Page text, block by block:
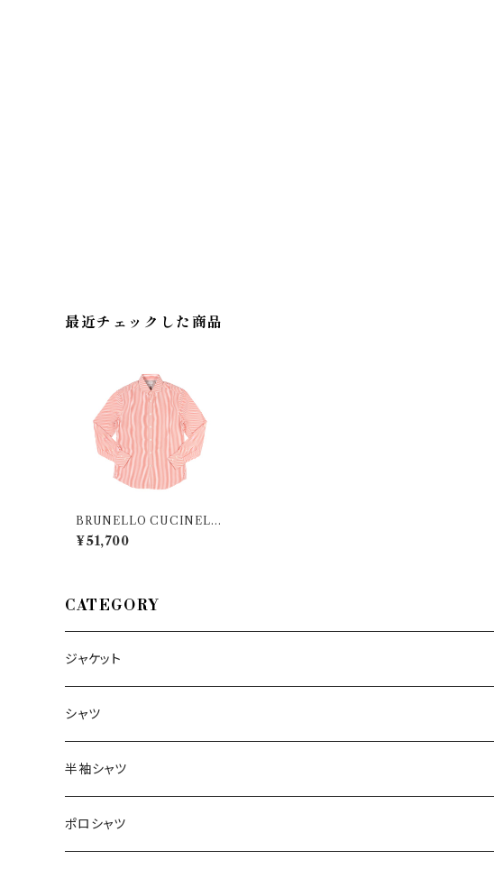
最近チェックした商品
BRUNELLO CUCINELLI
（ブルネロクチネリ） 長袖シャ
ツ MW6021718 25612
¥51,700
CATEGORY
ジャケット
～44/S
46/M
48/L
シャツ
～44/S
46/M
半袖シャツ
～44/S
ポロシャツ